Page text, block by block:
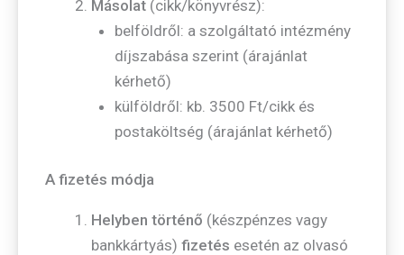
Másolat (cikk/könyvrész):
belföldről: a szolgáltató intézmény
díjszabása szerint (árajánlat
kérhető)
külföldről: kb. 3500 Ft/cikk és
postaköltség (árajánlat kérhető)
A fizetés módja
Helyben történő (készpénzes vagy
bankkártyás) fizetés esetén az olvasó